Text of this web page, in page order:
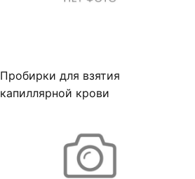
Пробирки для взятия
капиллярной крови